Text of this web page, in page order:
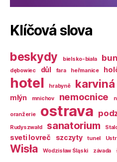
Klíčová slova
beskydy bielsko-biała
dębowiec
důl fara heřmanice
hotel hrabyně karviná
mlýn mnichov nemocnice
oranžerie ostrava
Rudyszwałd
sanatorium
sveti lovreč szczyty tunel
Wisła Wodzisław Śląski závada